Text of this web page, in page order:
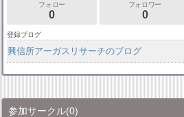
フォロー
0
フォロワー
0
登録ブログ
興信所アーガスリサーチのブログ
参加サークル(0)